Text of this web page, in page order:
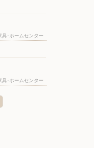
宣伝協議会／ホクレ
会（静岡県）
具･ホームセンター
具･ホームセンター